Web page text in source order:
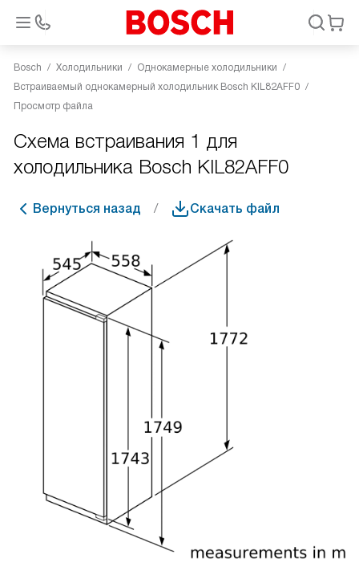
Bosch Холодильники
Однокамерные холодильники
Встраиваемый однокамерный холодильник Bosch KIL82AFF0
Просмотр файла
Схема встраивания 1 для
холодильника Bosch KIL82AFF0
Вернуться назад Скачать файл